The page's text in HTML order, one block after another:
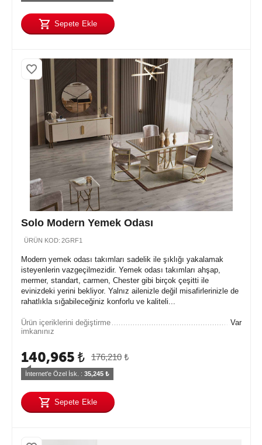
Sepete Ekle
Solo Modern Yemek Odası
ÜRÜN KOD: 2GRF1
Modern yemek odası takımları sadelik ile şıklığı yakalamak
isteyenlerin vazgeçilmezidir. Yemek odası takımları ahşap,
mermer, standart, carmen, Chester gibi birçok çeşitti ile
evinizdeki yerini bekliyor. Yalnız ailenizle değil misafirlerinizle de
rahatlıkla sığabileceğiniz konforlu ve kaliteli...
Ürün içeriklerini değiştirme
imkanınız
Var
176,210 ₺
140,965 ₺
İnternet'e Özel İsk. : 35,245 ₺
Sepete Ekle